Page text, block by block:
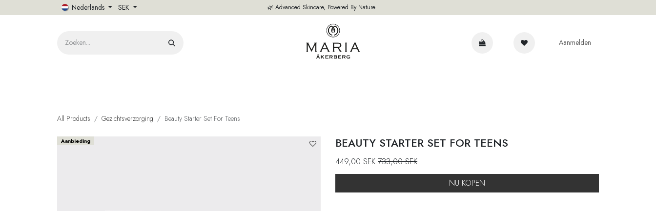
Overslaan naar inhoud Nederlands SEK 🌿 Advanced Skincare, Powered By Nature
Aanmelden
All Products Gezichtsverzorging Beauty Starter Set For Teens
Aanbieding BEAUTY STARTER SET FOR TEENS
449,00 SEK 733,00SEK
NU KOPEN